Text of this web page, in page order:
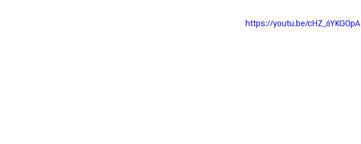
https://youtu.be/cHZ_6YKG0pA